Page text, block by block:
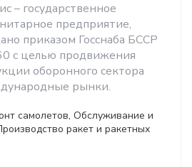
– государственное
предприятие,
приказом Госснаба БССР
с целью продвижения
оборонного сектора
рынки.
самолетов, Обслуживание и
ракет и ракетных